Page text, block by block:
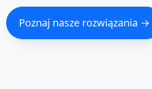
Poznaj nasze rozwiązania →